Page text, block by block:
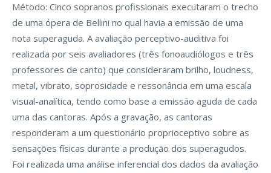
Método: Cinco sopranos profissionais executaram o trecho
de uma ópera de Bellini no qual havia a emissão de uma
nota superaguda. A avaliação perceptivo-auditiva foi
realizada por seis avaliadores (três fonoaudiólogos e três
professores de canto) que consideraram brilho, loudness,
metal, vibrato, soprosidade e ressonância em uma escala
visual-analítica, tendo como base a emissão aguda de cada
uma das cantoras. Após a gravação, as cantoras
responderam a um questionário proprioceptivo sobre as
sensações físicas durante a produção dos superagudos.
Foi realizada uma análise inferencial dos dados da avaliação